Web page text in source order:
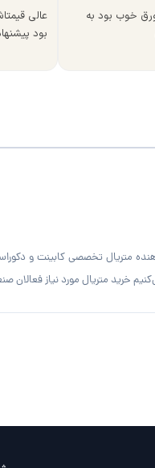
خوب بود به
عالی
بود
خرید متریال مورد نیاز فعالان